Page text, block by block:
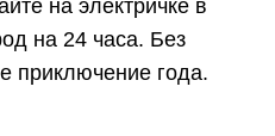
на электричке в
на 24 часа. Без
приключение года.